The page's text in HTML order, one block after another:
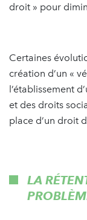
droit » pour
Certaines
création d’un «
l’établissement
et des droits
place d’un droit
LA